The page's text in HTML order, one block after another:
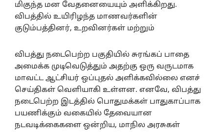
மிகுந்த மன வேதனையையும் அளிக்கிறது.
விபத்தில் உயிரிழந்த மாணவர்களின்
குடும்பத்தினர், உறவினர்கள் மற்றும்
விபத்து நடைபெற்ற பகுதியில் சுரங்கப் பாதை
அமைக்க முடிவெடுத்தும் அதற்கு ஒரு வருடமாக
மாவட்ட ஆட்சியர் ஒப்புதல் அளிக்கவில்லை எனச்
செய்திகள் வெளியாகி உள்ளன. எனவே, விபத்து
நடைபெற்ற இடத்தில் பொதுமக்கள் பாதுகாப்பாக
பயணிக்கும் வகையில் தேவையான
நடவடிக்கைகளை ஒன்றிய, மாநில அரசுகள்